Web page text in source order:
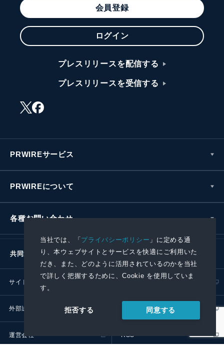
当社では、「プライバシーポリシー 」に定める通
り、本ウェブサイトとサービスを快適にご利用いた
だき、また、どのように活用されているのかを当社
で詳しく把握するために、Cookie を使用していま
す。
拒否する 同意する
会員登録
ログイン
プレスリリースを配信する
プレスリリースを受信する
PRWIREサービス
PRWIREについて
各種お問い合わせ
共同通信社グループ
サイトポリシー
外部送信ポリシー プレスリリース取扱基準
運営会社 RSS